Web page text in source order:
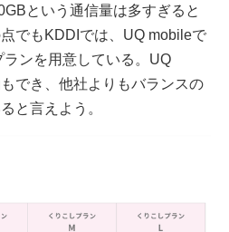
という通信量は多すぎると
でもKDDIでは、UQ mobileで
ンを用意している。UQ
でき、他社よりもバランスの
と言えよう。